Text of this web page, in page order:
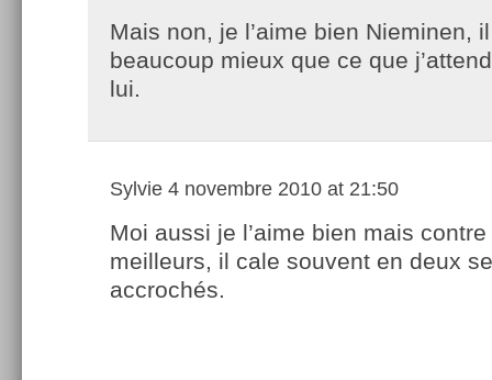
Mais non, je l’aime bien Nieminen,
beaucoup mieux que ce que
lui.
Sylvie 4 novembre 2010 at 21:50
Moi aussi je l’aime bien mais
meilleurs, il cale souvent en deux
accrochés.